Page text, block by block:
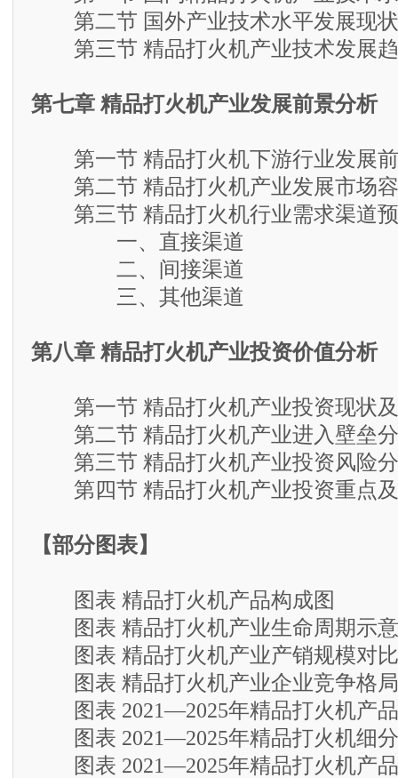
第二节 国外产业技术水平发展现
第三节 精品打火机产业技术发展
第七章 精品打火机产业发展前景分析
第一节 精品打火机下游行业发展
第二节 精品打火机产业发展市场容
第三节 精品打火机行业需求渠道
一、直接渠道
二、间接渠道
三、其他渠道
第八章 精品打火机产业投资价值分析
第一节 精品打火机产业投资现状
第二节 精品打火机产业进入壁垒
第三节 精品打火机产业投资风险
第四节 精品打火机产业投资重点
【部分图表】
图表 精品打火机产品构成图
图表 精品打火机产业生命周期示
图表 精品打火机产业产销规模对比
图表 精品打火机产业企业竞争格局
图表 2021—2025年精品打火机产品
图表 2021—2025年精品打火机细分
图表 2021—2025年精品打火机产品